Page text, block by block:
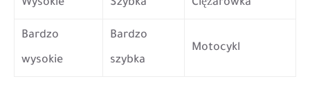
Motocykl
Bardzo
szybka
Bardzo
wysokie